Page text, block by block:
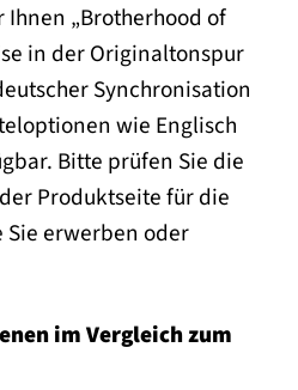
„Brotherhood of
in der Originaltonspur
Synchronisation
wie Englisch
Bitte prüfen Sie die
Produktseite für die
erwerben oder
im Vergleich zum